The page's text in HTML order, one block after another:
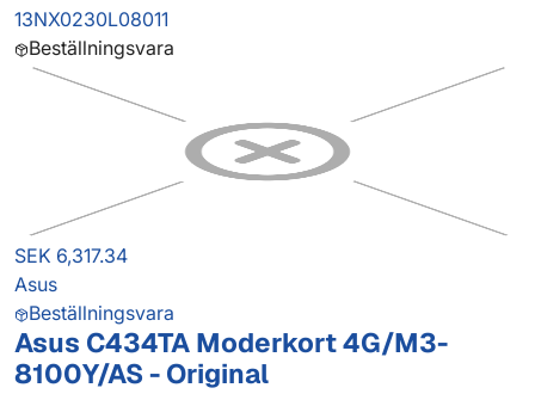
13NX0230L08011
Beställningsvara
SEK 6,317.34
Asus
Beställningsvara
Asus C434TA Moderkort 4G/M3-
8100Y/AS - Original